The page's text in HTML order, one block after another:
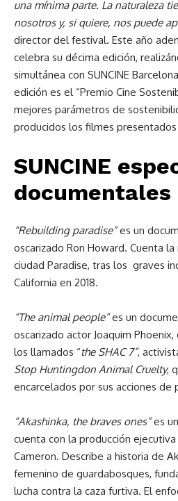
una mínima parte. La naturaleza
nosotros y, si quiere, nos puede
director del festival. Este año
celebra su décima edición,
simultánea con SUNCINE
edición es el “Premio Cine
mejores parámetros de
producidos los filmes
SUNCINE
documentales
“Rebuilding paradise”es un
oscarizado Ron Howard. Cuenta
ciudad Paradise, tras los graves
California en 2018.
“The animal people”es un
oscarizado actor Joaquim
los llamados “the SHAC 7”,
Stop Huntingdon Animal Cruelty,
encarcelados por sus acciones de
“Akashinka, the braves ones”es
cuenta con la producción
Cameron. Describe a historia de
femenino de guardabosques,
lucha contra la caza furtiva. El